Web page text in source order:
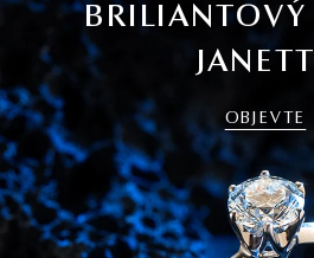
BRILIANTOVÝ
OBJEVTE